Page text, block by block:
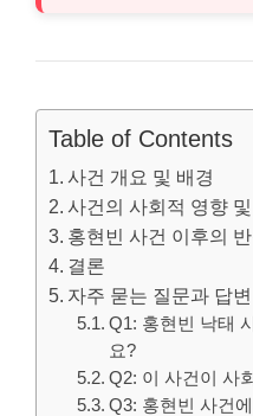
Table of Contents
사건 개요 및 배경
사건의 사회적 영향
홍현빈 사건 이후의
결론
자주 묻는 질문과 답변
Q1: 홍현빈 낙태
요?
Q2: 이 사건이 사
Q3: 홍현빈 사건